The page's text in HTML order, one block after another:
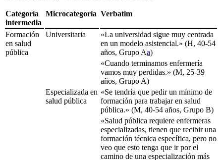
Categoría
intermedia
Microcategoría Verbatim
Formación
en salud
pública
Universitaria
«La universidad sigue muy centrada
en un modelo asistencial.» (H, 40-54
años, Grupo Aa)
«Cuando terminamos enfermería
vamos muy perdidas.» (M, 25-39
años, Grupo A)
Especializada en
salud pública
«Se tendría que pedir un mínimo de
formación para trabajar en salud
pública.» (M, 40-54 años, Grupo B)
«Salud pública requiere enfermeras
especializadas, tienen que recibir una
formación técnica específica, pero no
veo que esto tenga que ir por el
camino de una especialización más